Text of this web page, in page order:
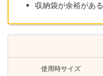
収納袋が余裕がある
使用時サイズ